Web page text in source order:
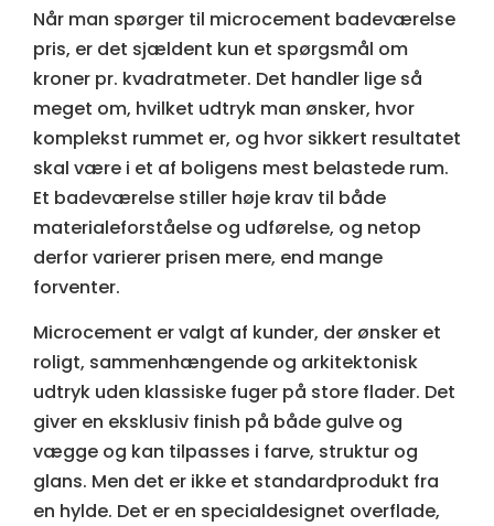
Når man spørger til microcement badeværelse
pris, er det sjældent kun et spørgsmål om
kroner pr. kvadratmeter. Det handler lige så
meget om, hvilket udtryk man ønsker, hvor
komplekst rummet er, og hvor sikkert resultatet
skal være i et af boligens mest belastede rum.
Et badeværelse stiller høje krav til både
materialeforståelse og udførelse, og netop
derfor varierer prisen mere, end mange
forventer.
Microcement er valgt af kunder, der ønsker et
roligt, sammenhængende og arkitektonisk
udtryk uden klassiske fuger på store flader. Det
giver en eksklusiv finish på både gulve og
vægge og kan tilpasses i farve, struktur og
glans. Men det er ikke et standardprodukt fra
en hylde. Det er en specialdesignet overflade,